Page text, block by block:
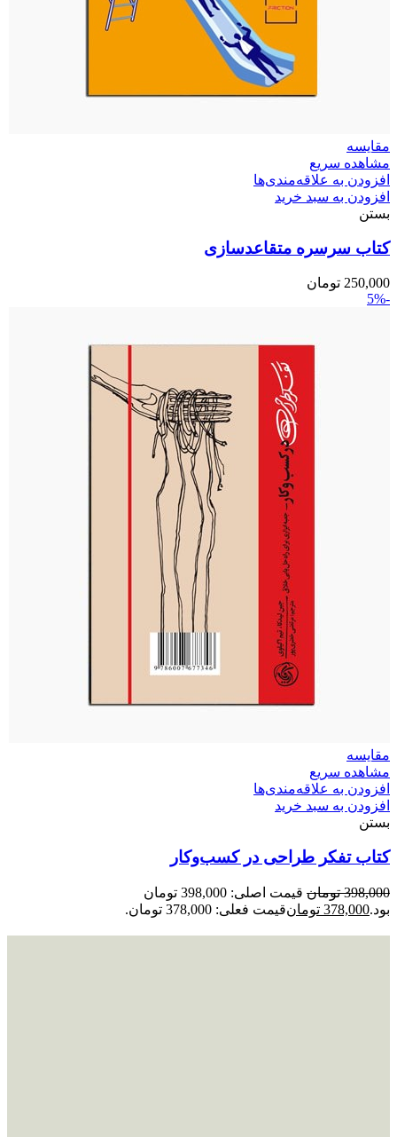
مقایسه
مشاهده سریع
افزودن به علاقه‌مندی‌ها
افزودن به سبد خرید
بستن
کتاب سرسره متقاعدسازی
250,000 تومان
-5%
مقایسه
مشاهده سریع
افزودن به علاقه‌مندی‌ها
افزودن به سبد خرید
بستن
کتاب تفکر طراحی در کسب‌وکار
398,000 تومان
قیمت اصلی: 398,000 تومان
بود.378,000 تومانقیمت فعلی: 378,000 تومان.